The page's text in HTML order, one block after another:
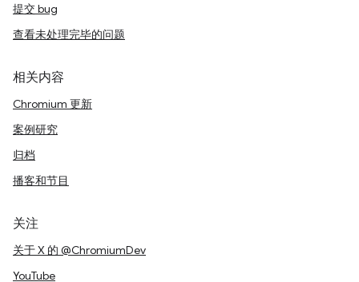
提交 bug
查看未处理完毕的问题
相关内容
Chromium 更新
案例研究
归档
播客和节目
关注
关于 X 的 @ChromiumDev
YouTube